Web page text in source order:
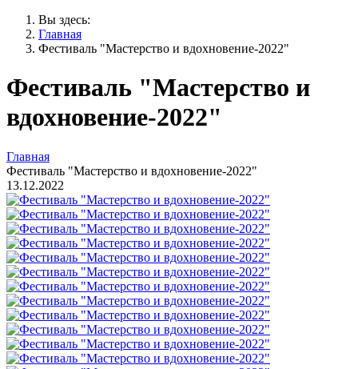
Вы здесь:
Главная
Фестиваль "Мастерство и вдохновение-2022"
Фестиваль "Мастерство и
вдохновение-2022"
Главная
Фестиваль "Мастерство и вдохновение-2022"
13.12.2022